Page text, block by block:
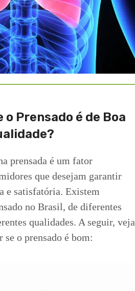
o Prensado é de Boa
prensada é um fator
que desejam garantir
e satisfatória. Existem
no Brasil, de diferentes
qualidades. A seguir, veja
se o prensado é bom: